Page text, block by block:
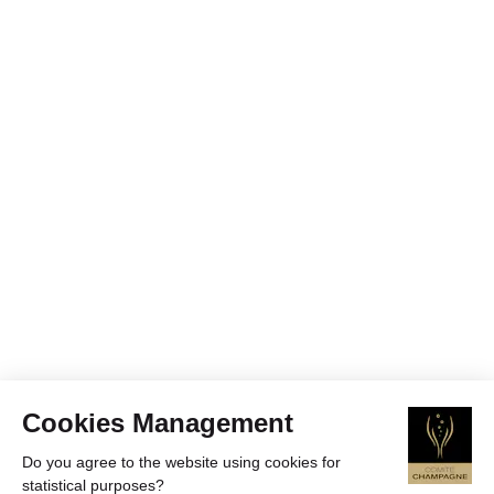
Cookies Management
Do you agree to the website using cookies for
statistical purposes?